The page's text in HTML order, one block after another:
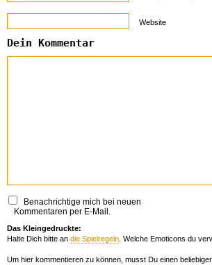
Website
Dein Kommentar
Benachrichtige mich bei neuen
Kommentaren per E-Mail.
Das Kleingedruckte:
Halte Dich bitte an die Spielregeln . Welche Emoticons du
Um hier kommentieren zu können, musst Du einen